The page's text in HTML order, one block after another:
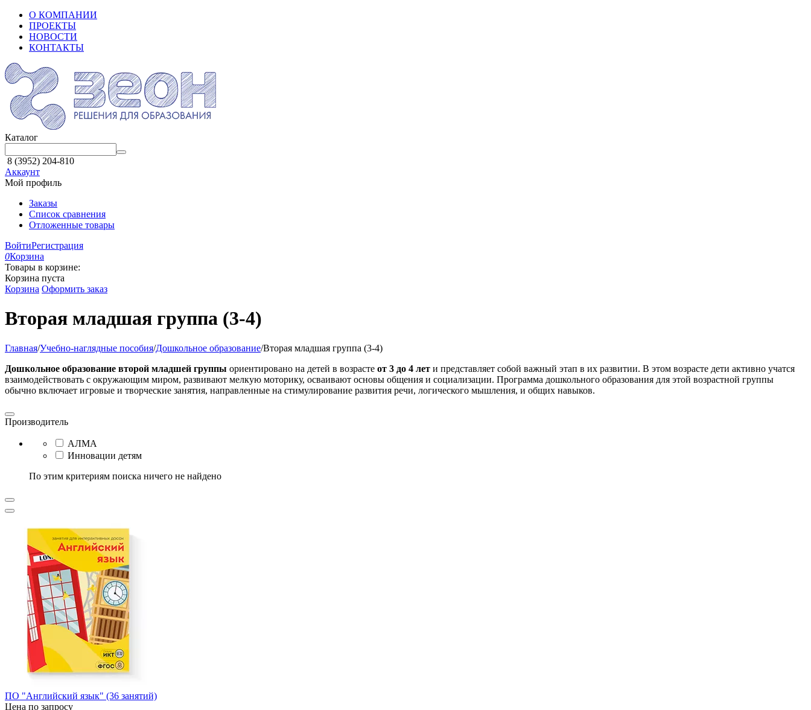
О КОМПАНИИ
ПРОЕКТЫ
НОВОСТИ
КОНТАКТЫ
Каталог
8 (3952) 204-810
Аккаунт
Мой профиль
Заказы
Список сравнения
Отложенные товары
ВойтиРегистрация
0Корзина
Товары в корзине:
Корзина пуста
Корзина Оформить заказ
Вторая младшая группа (3-4)
Главная/Учебно-наглядные пособия/Дошкольное образование/Вторая младшая группа (3-4)
Дошкольное образование второй младшей группы ориентировано на детей в возрасте от 3 до 4 лет и представляет собой важный этап в их развитии. В этом возрасте дети активно учатся
взаимодействовать с окружающим миром, развивают мелкую моторику, осваивают основы общения и социализации. Программа дошкольного образования для этой возрастной группы
обычно включает игровые и творческие занятия, направленные на стимулирование развития речи, логического мышления, и общих навыков.
Производитель
АЛМА
Инновации детям
По этим критериям поиска ничего не найдено
ПО "Английский язык" (36 занятий)
Цена по запросу